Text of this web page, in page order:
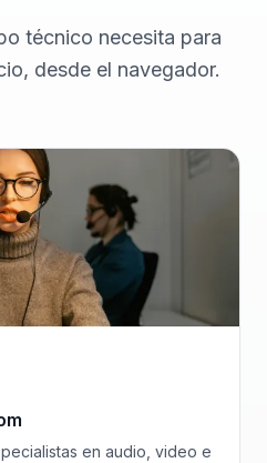
técnico necesita para
desde el navegador.
en audio, video e